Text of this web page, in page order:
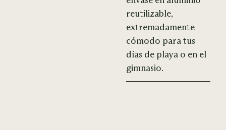
reutilizable,
extremadamente
cómodo para tus
días de playa o en el
gimnasio.